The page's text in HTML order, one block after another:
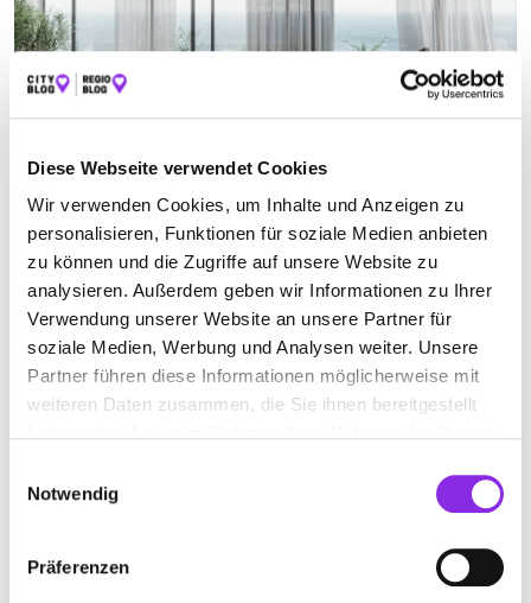
Diese Webseite verwendet Cookies
Wir verwenden Cookies, um Inhalte und Anzeigen zu
personalisieren, Funktionen für soziale Medien anbieten
zu können und die Zugriffe auf unsere Website zu
analysieren. Außerdem geben wir Informationen zu Ihrer
Verwendung unserer Website an unsere Partner für
soziale Medien, Werbung und Analysen weiter. Unsere
Partner führen diese Informationen möglicherweise mit
weiteren Daten zusammen, die Sie ihnen bereitgestellt
Notwendig
Präferenzen
RAUMAUSSTATTER
Suchen nach
Finden
DEKO-CENTER THOME GMBH